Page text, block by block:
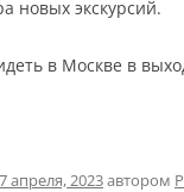
новых экскурсий.
в Москве в
7 апреля, 2023автором